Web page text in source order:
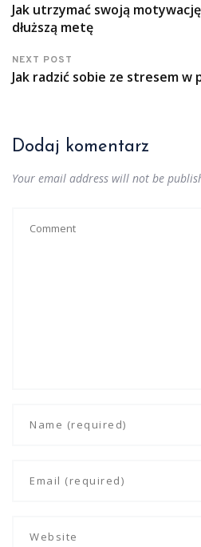
Jak utrzymać swoją
dłuższą metę
NEXT POST
Jak radzić sobie ze stresem w
Dodaj komentarz
Your email address will not be